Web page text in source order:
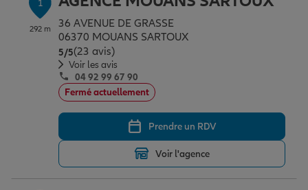
Assurance emprunteur
Prévoyance et dépendance
Assurance animal de compagnie
Protection de la famille
Protection juridique
Épargne & retraite
Plan épargne retraite
Placements financiers
Vos projets
1
292 m
36 AVENUE DE GRASSE
06370 MOUANS SARTOUX
5/5Note de 5 sur 5
(23 avis)
Voir les avis
04 92 99 67 90
Fermé actuellement
Prendre un RDV
Voir l'agence